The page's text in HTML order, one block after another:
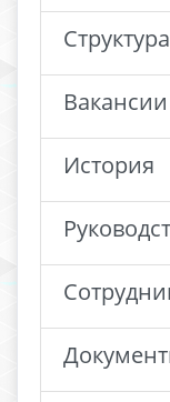
Вакансии
История